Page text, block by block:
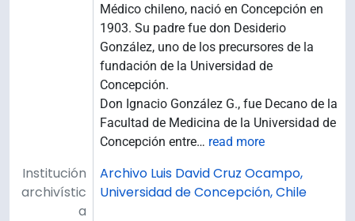
Médico chileno, nació en Concepción en
1903. Su padre fue don Desiderio
González, uno de los precursores de la
fundación de la Universidad de
Concepción.
Don Ignacio González G., fue Decano de la
Facultad de Medicina de la Universidad de
Concepción entre… read more
Institución
archivístic
a
Archivo Luis David Cruz Ocampo,
Universidad de Concepción, Chile